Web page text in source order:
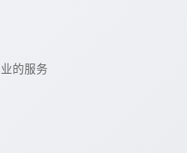
的服务